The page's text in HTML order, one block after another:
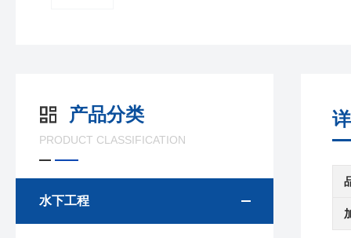
产品分类
PRODUCT CLASSIFICATION
水下工程